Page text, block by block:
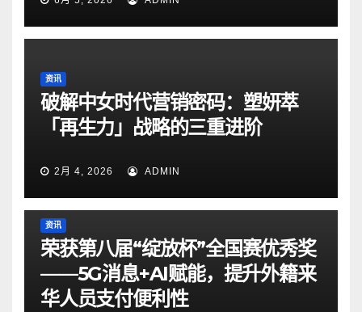
资讯
破解中女时代营销密码：塑妍萃
「再生力」战略的三重进阶
2月 4, 2026 ADMIN
资讯
荣获第八届“绽放杯”全国赛优秀奖
——5G消息+AI赋能，提升外籍来
华人员支付便利性